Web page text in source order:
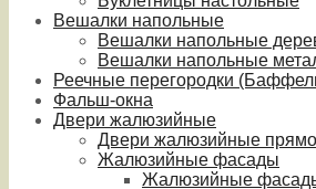
Вешалки напольные
Вешалки напольные
Вешалки напольные
Реечные перегородки
Фальш-окна
Двери жалюзийные
Двери жалюзийные
Жалюзийные фасады
Жалюзийные